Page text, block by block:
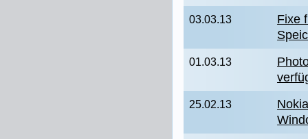
03.03.13
Fixe
01.03.13
25.02.13